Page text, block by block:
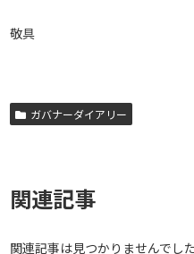
敬具
ガバナーダイアリー
関連記事
関連記事は見つかりませんでした